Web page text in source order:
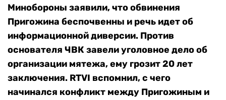
Минобороны заявили, что обвинения
Пригожина беспочвенны и речь идет об
информационной диверсии. Против
основателя ЧВК завели уголовное дело об
организации мятежа, ему грозит 20 лет
заключения. RTVI вспомнил, с чего
начинался конфликт между Пригожиным и